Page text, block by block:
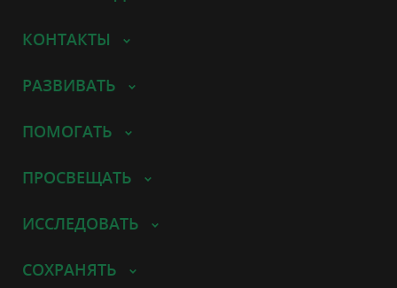
КОНТАКТЫ
РАЗВИВАТЬ
ПОМОГАТЬ
ПРОСВЕЩАТЬ
ИССЛЕДОВАТЬ
СОХРАНЯТЬ